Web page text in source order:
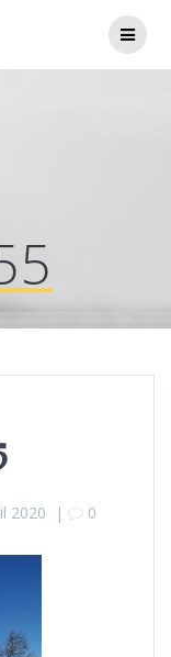
2020 | 0